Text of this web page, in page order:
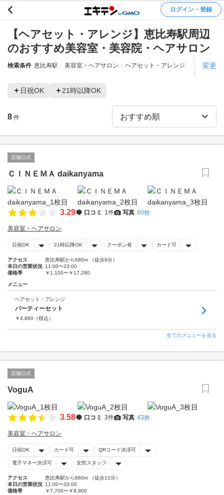
ログイン・登録
【ヘアセット・アレンジ】恵比寿駅周辺
のおすすめ美容室・美容院・ヘアサロン
検索条件 恵比寿駅 美容室・ヘアサロン ヘアセット・アレンジ 変更
日祝OK 21時以降OK
8 件
店舗公式
ＣＩＮＥＭＡ daikanyama
3.29 口コミ 1件 写真 60枚
美容室・ヘアサロン
日祝OK 21時以降OK クーポン有 カード可
アクセス
恵比寿駅から680m （徒歩9分）
本日の営業状況 11:00〜23:00
価格帯
￥1,100〜￥17,280
メニュー
ヘアセット・アレンジ
パーティーセット
￥4,860 （税込）
全てのメニューを見る
店舗公式
VoguA
3.58 口コミ 3件 写真 43枚
美容室・ヘアサロン
日祝OK カード可 QRコード決済可
電子マネー決済可 女性スタッフ
アクセス
恵比寿駅から860m （徒歩11分）
本日の営業状況 11:00〜20:00
価格帯
￥7,700〜￥9,900